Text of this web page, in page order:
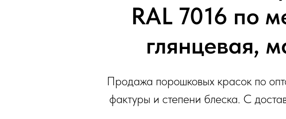
RAL 7016 по
глянцевая,
Продажа порошковых красок по
фактуры и степени блеска. С